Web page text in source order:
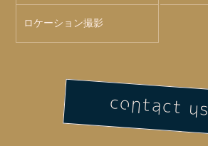
ロケーション撮影
contact us